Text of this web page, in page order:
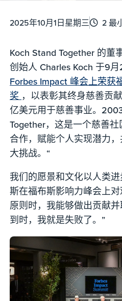
2025年10月1日星期三 2 最
Koch Stand Together 的董
创始人 Charles Koch 于9
Forbes Impact 峰会上荣获
奖 ，以表彰其终身慈善贡
亿美元用于慈善事业。
Together，这是一个慈善
合作，赋能个人实现潜力
大挑战。“
我们的愿景和文化以人类
斯在福布斯影响力峰会上
原则时，我能够做出贡献
到时，我就是失败了。”